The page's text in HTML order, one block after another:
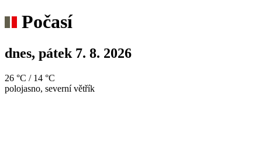
Počasí
dnes, pátek 7. 8. 2026
26 °C / 14 °C
polojasno, severní větřík